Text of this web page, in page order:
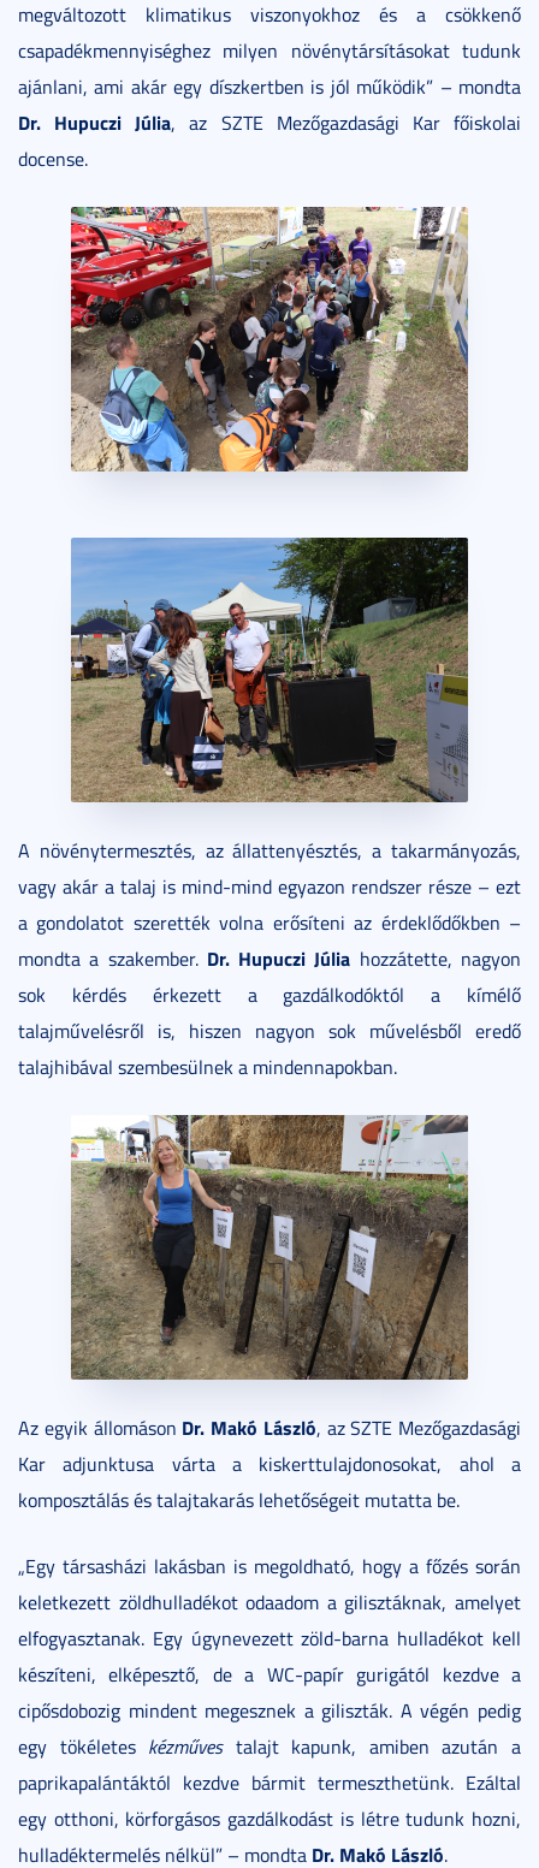
megváltozott klimatikus viszonyokhoz és a csökkenő
csapadékmennyiséghez milyen növénytársításokat tudunk
ajánlani, ami akár egy díszkertben is jól működik” – mondta
Dr. Hupuczi Júlia, az SZTE Mezőgazdasági Kar főiskolai
docense.
A növénytermesztés, az állattenyésztés, a takarmányozás,
vagy akár a talaj is mind-mind egyazon rendszer része – ezt
a gondolatot szerették volna erősíteni az érdeklődőkben –
mondta a szakember. Dr. Hupuczi Júlia hozzátette, nagyon
sok kérdés érkezett a gazdálkodóktól a kímélő
talajművelésről is, hiszen nagyon sok művelésből eredő
talajhibával szembesülnek a mindennapokban.
Az egyik állomáson Dr. Makó László, az SZTE Mezőgazdasági
Kar adjunktusa várta a kiskerttulajdonosokat, ahol a
komposztálás és talajtakarás lehetőségeit mutatta be.
„Egy társasházi lakásban is megoldható, hogy a főzés során
keletkezett zöldhulladékot odaadom a gilisztáknak, amelyet
elfogyasztanak. Egy úgynevezett zöld-barna hulladékot kell
készíteni, elképesztő, de a WC-papír gurigától kezdve a
cipősdobozig mindent megesznek a giliszták. A végén pedig
egy tökéletes kézművestalajt kapunk, amiben azután a
paprikapalántáktól kezdve bármit termeszthetünk. Ezáltal
egy otthoni, körforgásos gazdálkodást is létre tudunk hozni,
hulladéktermelés nélkül” – mondta Dr. Makó László.